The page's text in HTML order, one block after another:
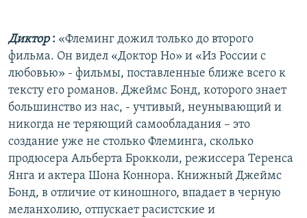
Диктор: «Флеминг дожил только до второго
фильма. Он видел «Доктор Но» и «Из России с
любовью» - фильмы, поставленные ближе всего к
тексту его романов. Джеймс Бонд, которого знает
большинство из нас, - учтивый, неунывающий и
никогда не теряющий самообладания – это
создание уже не столько Флеминга, сколько
продюсера Альберта Брокколи, режиссера Теренса
Янга и актера Шона Коннора. Книжный Джеймс
Бонд, в отличие от киношного, впадает в черную
меланхолию, отпускает расистские и